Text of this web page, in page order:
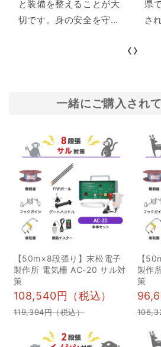
と装備を整えることが大
切です。身の安全を守る
べき装備」や「狩猟の際
します。服装や持ち物に
悩んでいる方はぜひ参考
にしてください。 目次 1
狩猟の装備に必要なアイ
テムとポイントを解説 1
服装 2猟銃 3無線機 4ナ
イフ 5衛生グッズ 6袋や
使い捨てのビニール手袋
7GPS 8地図 9目印テープ
10ライター 11食糧 12虫
除け 2狩猟方法ごとの装
の際に抑えておきたい注
県
さ
と
徴
い
元さん イ
の
き
イ
感
現
難
関
て
森
‹›
一緒にご購入され
【50m×8段張り】末松電子
製作所 電気柵 AC-20 サル対
策
108,540円（税込）
119,394円（税込）
【
製作
策